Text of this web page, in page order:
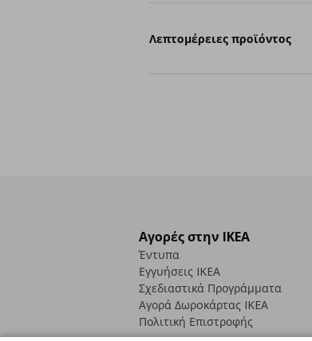
Λεπτομέρειες προϊόντος
Αγορές στην IKEA
Έντυπα
Εγγυήσεις IKEA
Σχεδιαστικά Προγράμματα
Αγορά Δωρoκάρτας IKEA
Πολιτική Επιστροφής